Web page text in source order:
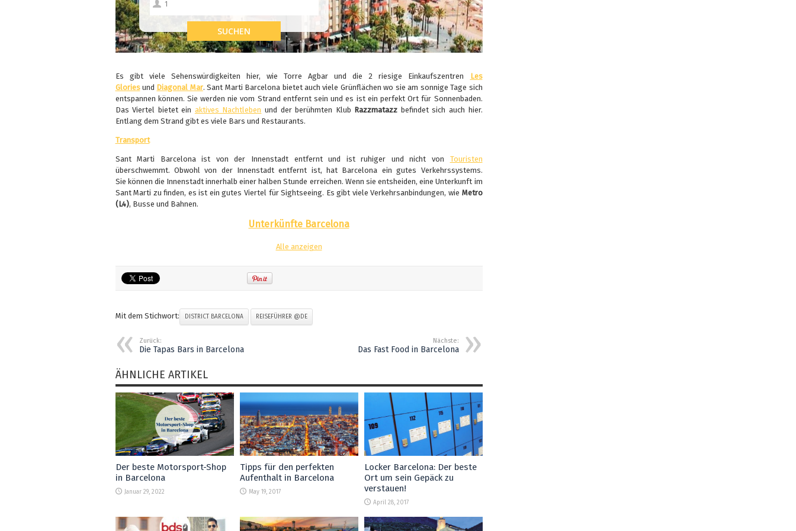
Es gibt viele Sehenswürdigkeiten hier, wie Torre Agbar und die 2 riesige Einkaufszentren
Les
Gloriesund Diagonal Mar. Sant Marti Barcelona bietet auch viele Grünflächen wo sie am sonnige Tage sich
entspannen können. Sie werden nie vom Strand entfernt sein und es ist ein perfekt Ort für Sonnenbaden.
Das Viertel bietet ein aktives Nachtleben und der berühmten Klub Razzmatazz befindet sich auch hier.
Entlang dem Strand gibt es viele Bars und Restaurants.
Transport
Sant Marti Barcelona ist von der Innenstadt entfernt und ist ruhiger und nicht von Touristen
überschwemmt. Obwohl von der Innenstadt entfernt ist, hat Barcelona ein gutes Verkehrssystems.
Sie können die Innenstadt innerhalb einer halben Stunde erreichen. Wenn sie entsheiden, eine Unterkunft im
Sant Marti zu finden, es ist ein gutes Viertel für Sightseeing. Es gibt viele Verkehrsanbindungen, wie Metro
(L4), Busse und Bahnen.
Unterkünfte Barcelona
Alle anzeigen
Mit dem Stichwort: DISTRICT BARCELONA REISEFÜHRER @DE
Zurück:
Die Tapas Bars in Barcelona
Nächste:
Das Fast Food in Barcelona
ÄHNLICHE ARTIKEL
Der beste Motorsport-Shop
in Barcelona
Januar 29, 2022
Tipps für den perfekten
Aufenthalt in Barcelona
May 19, 2017
Locker Barcelona: Der beste
Ort um sein Gepäck zu
verstauen!
April 28, 2017